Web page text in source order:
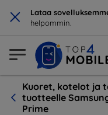
× Lataa
helpommin.
Kuoret, kotelot ja
tuotteelle
Prime